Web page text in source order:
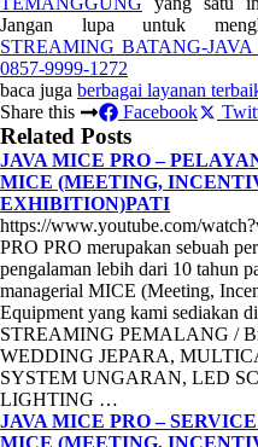
Jangan lupa untuk
STREAMING BATANG-JAVA
0857-9999-1272
baca juga berbagai layanan
Share this
Facebook
Related Posts
JAVA MICE PRO –
MICE (MEETING,
EXHIBITION)PATI
https://www.youtube.com/
PRO PRO merupakan sebuah
pengalaman lebih dari 10 tahun
managerial MICE (Meeting,
Equipment yang kami sediakan
STREAMING PEMALANG /
WEDDING JEPARA,
SYSTEM UNGARAN, LED
LIGHTING …
JAVA MICE PRO –
MICE (MEETING,